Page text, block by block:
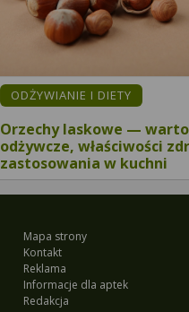
ODŻYWIANIE I DIETY
Orzechy laskowe —
odżywcze, właściwości
zastosowania w kuchni
Mapa strony
Kontakt
Reklama
Informacje dla aptek
Redakcja